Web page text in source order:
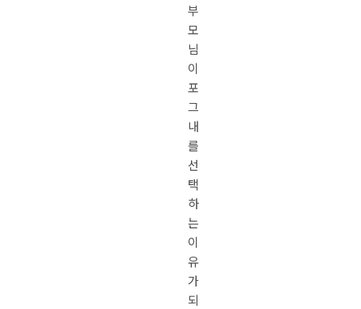
부
모
님
이
포
그
내
를
선
택
하
는
이
유
가
되